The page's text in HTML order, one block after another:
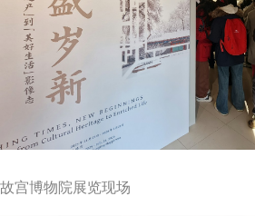
故宫博物院展览现场